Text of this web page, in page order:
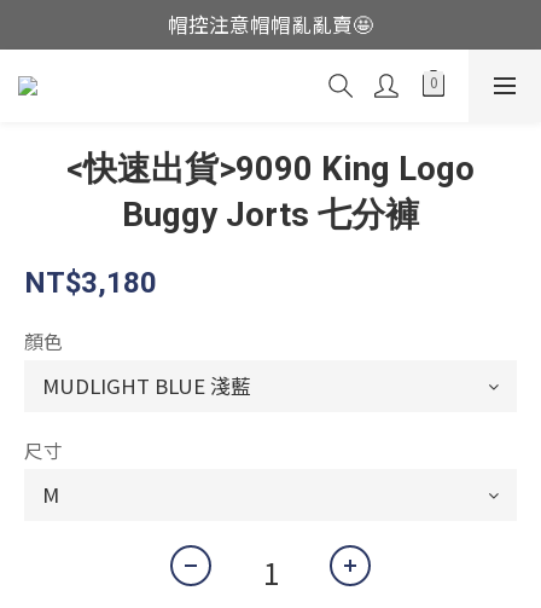
這裡現貨不用等👟
帽控注意帽帽亂亂賣🤩
這裡現貨不用等👟
<快速出貨>9090 King Logo
Buggy Jorts 七分褲
NT$3,180
顏色
尺寸